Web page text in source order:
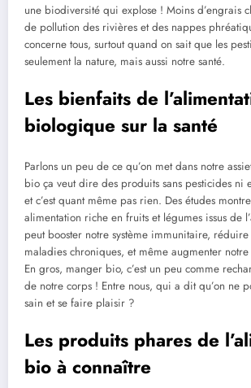
une biodiversité qui explose ! Moins d’engrais
de pollution des rivières et des nappes
concerne tous, surtout quand on sait que les
seulement la nature, mais aussi notre santé.
Les bienfaits de
biologique sur la santé
Parlons un peu de ce qu’on met dans notre
bio ça veut dire des produits sans pesticides ni
et c’est quant même pas rien. Des études
alimentation riche en fruits et légumes issus de
peut booster notre système immunitaire,
maladies chroniques, et même augmenter
En gros, manger bio, c’est un peu comme
de notre corps ! Entre nous, qui a dit qu’on ne
sain et se faire plaisir ?
Les produits phares de
bio à connaître